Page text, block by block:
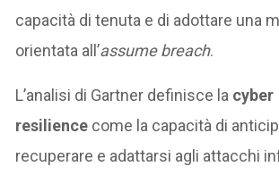
capacità di tenuta e di adottare una
orientata all’assume breach.
L’analisi di Gartner definisce la cyber
resilience come la capacità di
recuperare e adattarsi agli attacchi